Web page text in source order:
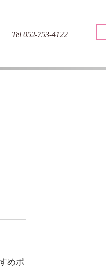
Tel 052-753-4122
めポ